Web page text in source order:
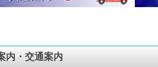
内・交通案内